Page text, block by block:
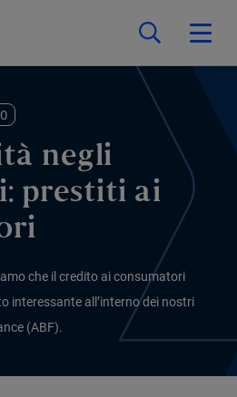
negli
prestiti ai
che il credito ai consumatori
interessante all’interno dei nostri
(ABF).